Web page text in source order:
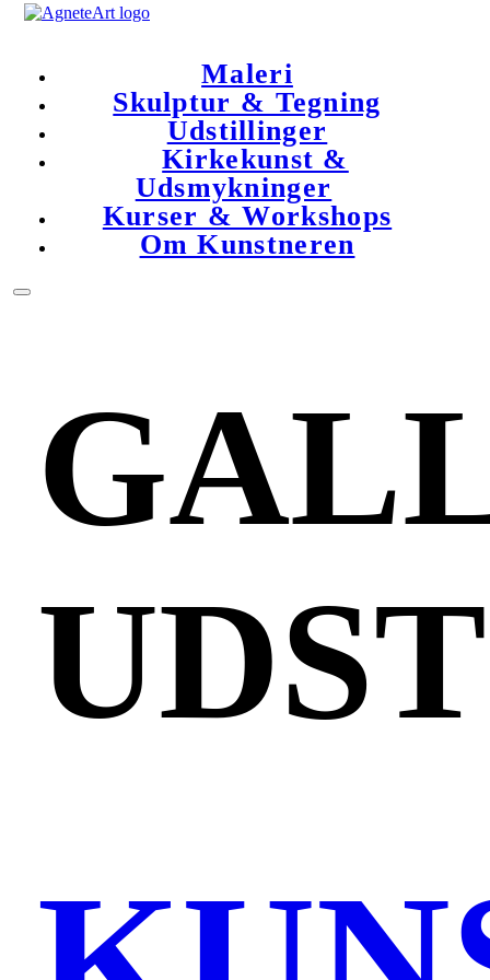
Maleri
Skulptur & Tegning
Udstillinger
Kirkekunst &
Udsmykninger
Kurser & Workshops
Om Kunstneren